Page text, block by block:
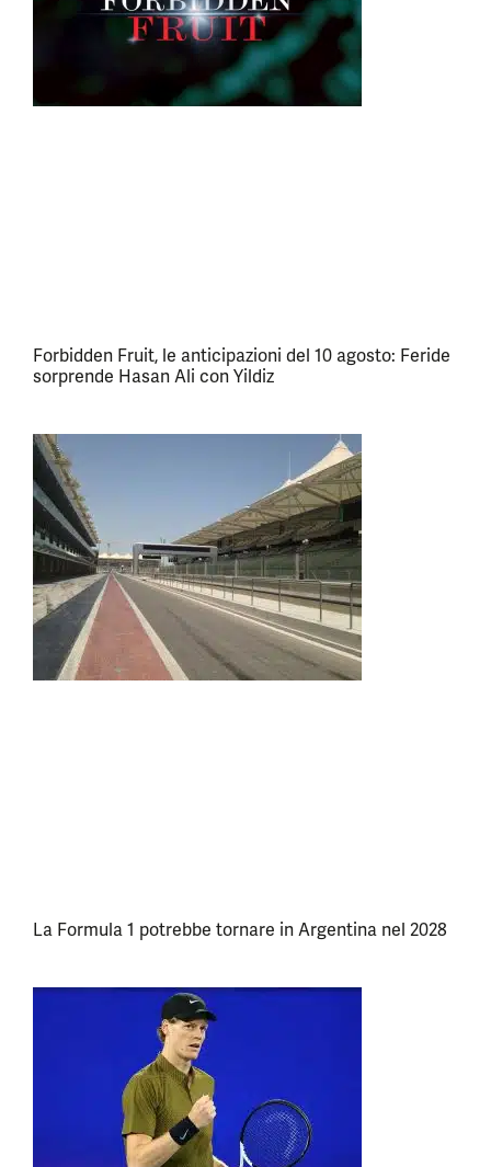
Forbidden Fruit, le anticipazioni del 10 agosto: Feride
sorprende Hasan Ali con Yildiz
La Formula 1 potrebbe tornare in Argentina nel 2028